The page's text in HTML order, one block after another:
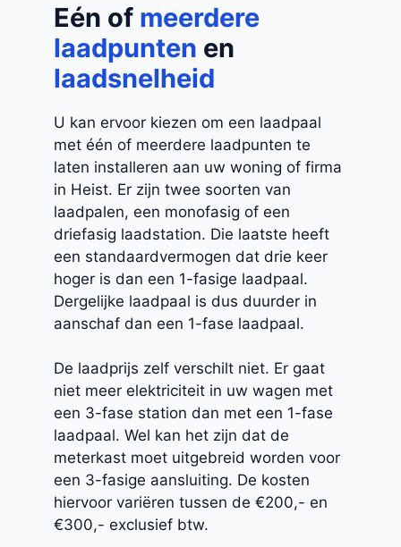
Eén of meerdere
laadpunten en
laadsnelheid
U kan ervoor kiezen om een laadpaal
met één of meerdere laadpunten te
laten installeren aan uw woning of firma
in Heist. Er zijn twee soorten van
laadpalen, een monofasig of een
driefasig laadstation. Die laatste heeft
een standaardvermogen dat drie keer
hoger is dan een 1-fasige laadpaal.
Dergelijke laadpaal is dus duurder in
aanschaf dan een 1-fase laadpaal.
De laadprijs zelf verschilt niet. Er gaat
niet meer elektriciteit in uw wagen met
een 3-fase station dan met een 1-fase
laadpaal. Wel kan het zijn dat de
meterkast moet uitgebreid worden voor
een 3-fasige aansluiting. De kosten
hiervoor variëren tussen de €200,- en
€300,- exclusief btw.